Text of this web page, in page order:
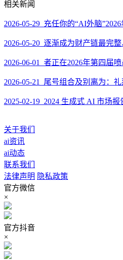
相关新闻
2026-05-29 充任你的“AI外脑”2026
2026-05-20 逐渐成为财产链最完
2026-06-01 者正在2026年第四届
2026-05-21 尾号组合及别离为：礼
2025-02-19 2024 生成式 AI 市场
关于我们
ai资讯
ai动态
联系我们
法律声明 隐私政策
官方微信
×
官方抖音
×